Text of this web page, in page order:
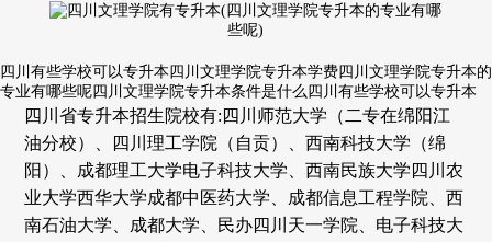
四川有些学校可以专升本四川文理学院专升本学费四川文理学院专升本的
专业有哪些呢四川文理学院专升本条件是什么四川有些学校可以专升本
四川省专升本招生院校有:四川师范大学（二专在绵阳江
油分校）、四川理工学院（自贡）、西南科技大学（绵
阳）、成都理工大学电子科技大学、西南民族大学四川农
业大学西华大学成都中医药大学、成都信息工程学院、西
南石油大学、成都大学、民办四川天一学院、电子科技大